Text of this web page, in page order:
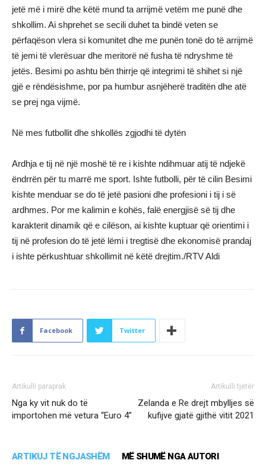
jetë më i mirë dhe këtë mund ta arrijmë vetëm me punë dhe
shkollim. Ai shprehet se secili duhet ta bindë veten se
përfaqëson vlera si komunitet dhe me punën tonë do të arrijmë
të jemi të vlerësuar dhe meritorë në fusha të ndryshme të
jetës. Besimi po ashtu bën thirrje që integrimi të shihet si një
gjë e rëndësishme, por pa humbur asnjëherë traditën dhe atë
se prej nga vijmë.
Në mes futbollit dhe shkollës zgjodhi të dytën
Ardhja e tij në një moshë të re i kishte ndihmuar atij të ndjekë
ëndrrën për tu marrë me sport. Ishte futbolli, për të cilin Besimi
kishte menduar se do të jetë pasioni dhe profesioni i tij i së
ardhmes. Por me kalimin e kohës, falë energjisë së tij dhe
karakterit dinamik që e cilëson, ai kishte kuptuar që orientimi i
tij në profesion do të jetë lëmi i tregtisë dhe ekonomisë prandaj
i ishte përkushtuar shkollimit në këtë drejtim./RTV Aldi
Facebook Twitter
Artikulli paraprak
Nga ky vit nuk do të
importohen më vetura “Euro 4”
Artikulli tjetër
Zelanda e Re drejt mbylljes së
kufijve gjatë gjithë vitit 2021
ARTIKUJ TË NGJASHËM MË SHUMË NGA AUTORI